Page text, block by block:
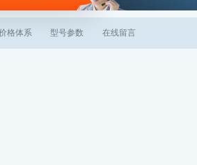
格体系 型号参数 在线留言